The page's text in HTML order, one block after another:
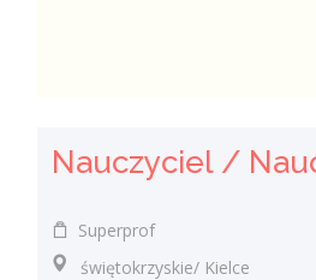
Nauczyciel /
Superprof
świętokrzyskie/ Kielce